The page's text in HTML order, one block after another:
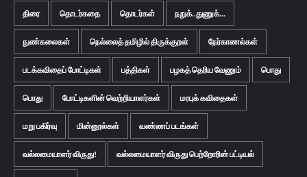
திரை தொடர்கதை தொடர்கள் நறுக்..துணுக்...
நுண்கலைகள் நெல்லைத் தமிழில் திருக்குறள் நேர்காணல்கள்
படக்கவிதைப் போட்டிகள் பத்திகள் பழகத் தெரிய வேணும் பொது
பொது போட்டிகளின் வெற்றியாளர்கள் மரபுக் கவிதைகள்
மறு பகிர்வு மின்னூல்கள் வண்ணப் படங்கள்
வல்லமையாளர் விருது! வல்லமையாளர் விருது பெற்றோரின் பட்டியல்